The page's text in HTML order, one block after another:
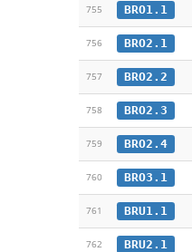
755 BRO1.1
756 BRO2.1
757 BRO2.2
758 BRO2.3
759 BRO2.4
760 BRO3.1
761 BRU1.1
762 BRU2.1